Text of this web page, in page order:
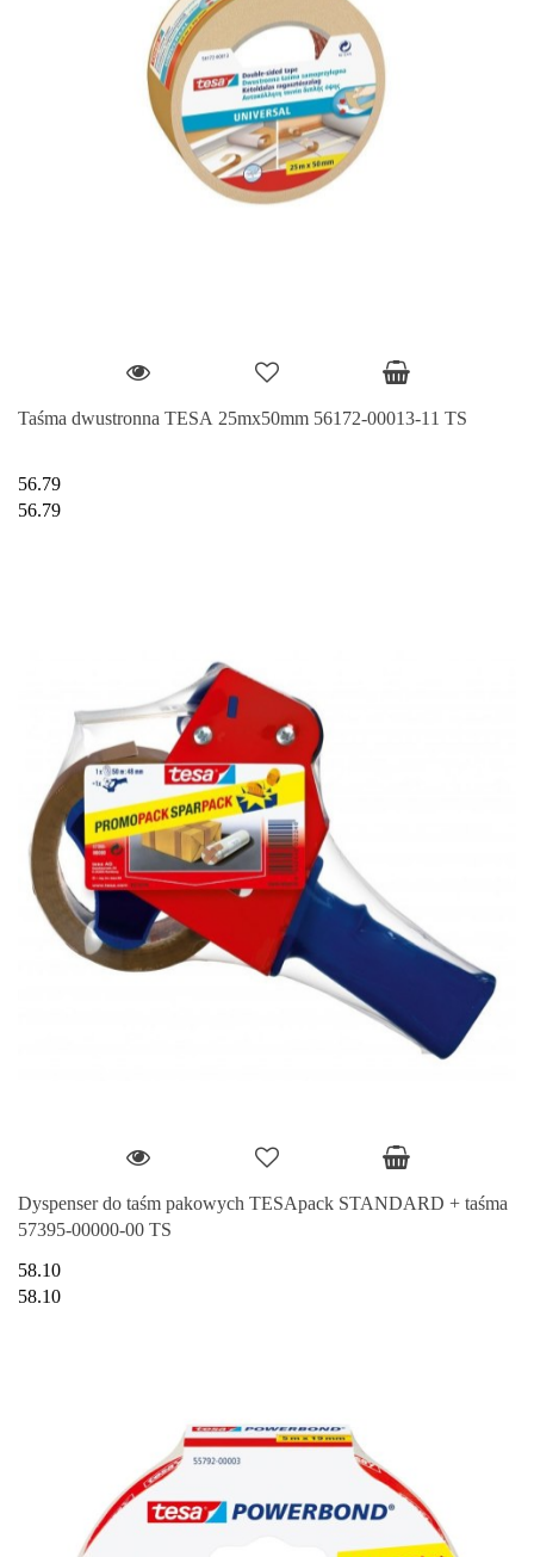
Taśma dwustronna TESA 25mx50mm 56172-00013-11 TS
56.79
56.79
Dyspenser do taśm pakowych TESApack STANDARD + taśma
57395-00000-00 TS
58.10
58.10